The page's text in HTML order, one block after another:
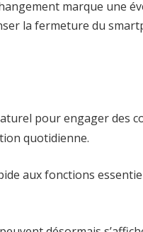
marque une
la fermeture du
pour engager des
quotidienne.
aux fonctions